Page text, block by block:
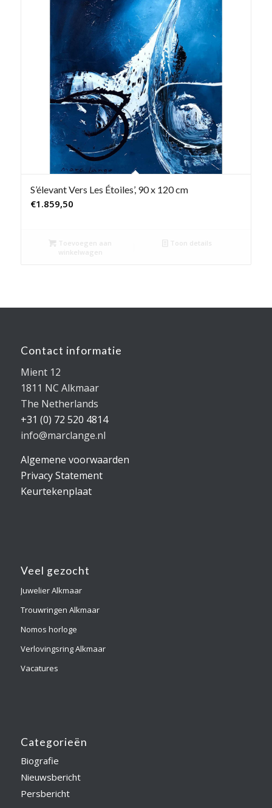
S’élevant Vers Les Étoiles’, 90 x 120 cm
€1.859,50
Toevoegen aan
winkelwagen
Toon details
Contact informatie
Mient 12
1811 NC Alkmaar
The Netherlands
+31 (0) 72 520 4814
info@marclange.nl
Algemene voorwaarden
Privacy Statement
Keurtekenplaat
Veel gezocht
Juwelier Alkmaar
Trouwringen Alkmaar
Nomos horloge
Verlovingsring Alkmaar
Vacatures
Categorieën
Biografie
Nieuwsbericht
Persbericht